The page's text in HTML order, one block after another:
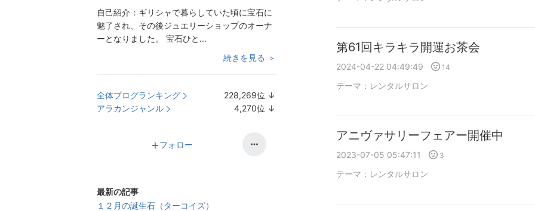
第61回キラキラ開運お茶会
2024-04-22 04:49:49 14
テーマ： レンタルサロン
アニヴァサリーフェアー開催中
2023-07-05 05:47:11 3
テーマ： レンタルサロン
自己紹介： ギリシャで暮らしていた頃に宝石に
魅了され、その後ジュエリーショップのオーナ
ーとなりました。 宝石ひと...
続きを見る ＞
全体ブログランキング 228,269位 ↓
アラカンジャンル 4,270位 ↓
フォロー
最新の記事
１２月の誕生石（ターコイズ）